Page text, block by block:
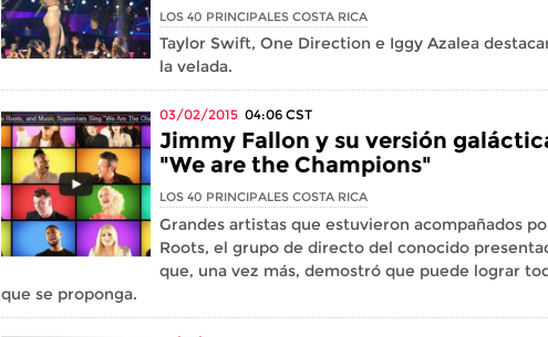
LOS 40 PRINCIPALES COSTA RICA
Taylor Swift, One Direction e Iggy Azalea
la velada.
03/02/2015 04:06 CST
Jimmy Fallon y su versión
"We are the Champions"
LOS 40 PRINCIPALES COSTA RICA
Grandes artistas que estuvieron acompañados
Roots, el grupo de directo del conocido
que, una vez más, demostró que puede lograr
que se proponga.